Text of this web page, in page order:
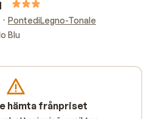
PontediLegno-Tonale
Blu
hämta frånpriset